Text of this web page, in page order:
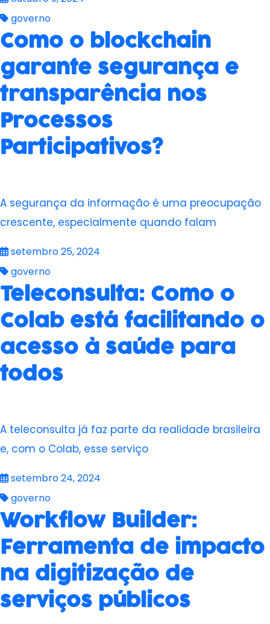
governo
Como o blockchain
garante segurança e
transparência nos
Processos
Participativos?
A segurança da informação é uma preocupação
crescente, especialmente quando falam
setembro 25, 2024
governo
Teleconsulta: Como o
Colab está facilitando o
acesso à saúde para
todos
A teleconsulta já faz parte da realidade brasileira
e, com o Colab, esse serviço
setembro 24, 2024
governo
Workflow Builder:
Ferramenta de impacto
na digitização de
serviços públicos